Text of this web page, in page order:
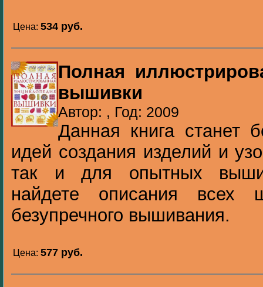
Цена: 534 pуб.
Полная
вышивки
Автор: , Год: 2009
Данная книга станет
идей создания изделий и
так и для опытных
найдете описания
безупречного вышивания.
Цена: 577 pуб.